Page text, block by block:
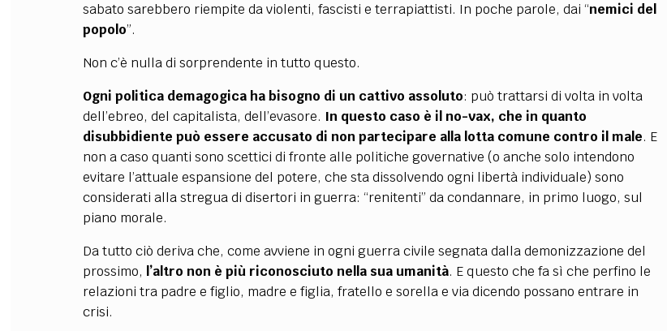
sabato sarebbero riempite da violenti, fascisti e terrapiattisti. In poche parole, dai “nemici del
popolo”.
Non c’è nulla di sorprendente in tutto questo.
Ogni politica demagogica ha bisogno di un cattivo assoluto: può trattarsi di volta in volta
dell’ebreo, del capitalista, dell’evasore. In questo caso è il no-vax, che in quanto
disubbidiente può essere accusato di non partecipare alla lotta comune contro il male. E
non a caso quanti sono scettici di fronte alle politiche governative (o anche solo intendono
evitare l’attuale espansione del potere, che sta dissolvendo ogni libertà individuale) sono
considerati alla stregua di disertori in guerra: “renitenti” da condannare, in primo luogo, sul
piano morale.
Da tutto ciò deriva che, come avviene in ogni guerra civile segnata dalla demonizzazione del
prossimo, l’altro non è più riconosciuto nella sua umanità. E questo che fa sì che perfino le
relazioni tra padre e figlio, madre e figlia, fratello e sorella e via dicendo possano entrare in
crisi.